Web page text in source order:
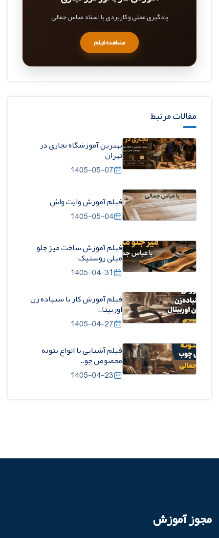
یادگیری عملی و کاربردی با استاد عباس جمالی
مشاهده فیلم
مقالات مرتبط
بهترین آموزشگاه نجاری در
تهران
1405-05-07
فیلم آموزش وایت واش
1405-05-04
فیلم آموزش ساخت میز جلو
مبلی روستیک
1405-04-31
فیلم آموزش کار با سنباده زن
اوربیتا..
1405-04-27
فیلم آشنایی با انواع بتونه
مخصوص چو..
1405-04-23
مجوز آموزش